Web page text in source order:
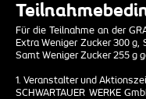
Für die Teilnahme an der
Extra Weniger Zucker 300 g,
Samt Weniger Zucker 255 g
1. Veranstalter und
SCHWARTAUER WERKE